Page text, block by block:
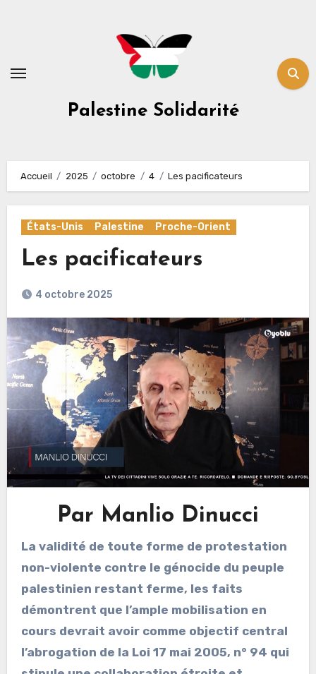
Palestine Solidarité
Accueil 2025 octobre 4 Les pacificateurs
États-Unis Palestine Proche-Orient
Les pacificateurs
4 octobre 2025
Par Manlio Dinucci
La validité de toute forme de protestation
non-violente contre le génocide du peuple
palestinien restant ferme, les faits
démontrent que l’ample mobilisation en
cours devrait avoir comme objectif central
l’abrogation de la Loi 17 mai 2005, n° 94 qui